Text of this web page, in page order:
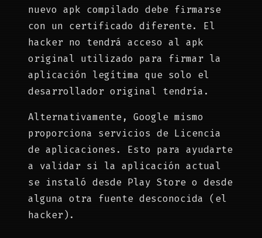
nuevo apk compilado debe firmarse
con un certificado diferente. El
hacker no tendrá acceso al apk
original utilizado para firmar la
aplicación legítima que solo el
desarrollador original tendría.
Alternativamente, Google mismo
proporciona servicios de Licencia
de aplicaciones. Esto para ayudarte
a validar si la aplicación actual
se instaló desde Play Store o desde
alguna otra fuente desconocida (el
hacker).